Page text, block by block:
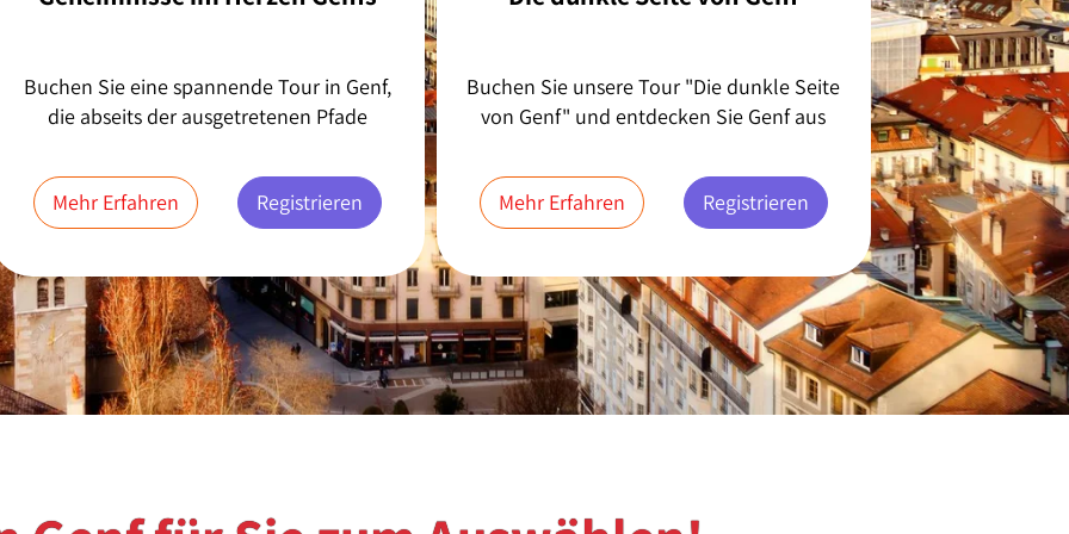
Buchen Sie eine spannende Tour in Genf,
die abseits der ausgetretenen Pfade
bekannten Geheimnisse und versteckten...
Mehr Erfahren
Registrieren
Buchen Sie unsere Tour "Die dunkle Seite
von Genf" und entdecken Sie Genf aus
Mehr Erfahren Registrieren
Begeben Sie
Welt der
Geheimnisse
Mehr